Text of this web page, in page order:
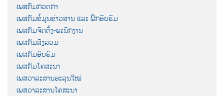
ເພສກົມກວດກາ
ເພສກົມຂໍ້ມູນຂ່າວສານ ແລະ ຝຶກອົບຮົມ
ເພສກົມຈັດຕັ້ງ-ພະນັກງານ
ເພສກົມສັງລວມ
ເພສກົມອົບຮົມ
ເພສກົມໂຄສະນາ
ເພສວາລະສານອະລຸນໃໝ່
ເພສວາລະສານໂຄສະນາ